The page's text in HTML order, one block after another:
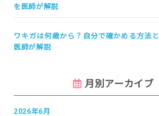
を医師が解説
ワキガは何歳から？自分で確かめる方法
医師が解説
月別アーカイブ
2026年6月